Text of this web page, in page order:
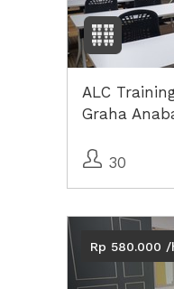
ALC
Graha
30
Previous
Rp 580.000